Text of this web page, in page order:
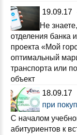
19.09.17
Не
отделения банка
проекта «Мой
оптимальный
транспорта или
объект
18.09.17
при
С началом
абитуриентов к